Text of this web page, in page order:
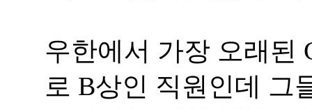
우한에서 가장 오래된
로 B상인 직원인데 그